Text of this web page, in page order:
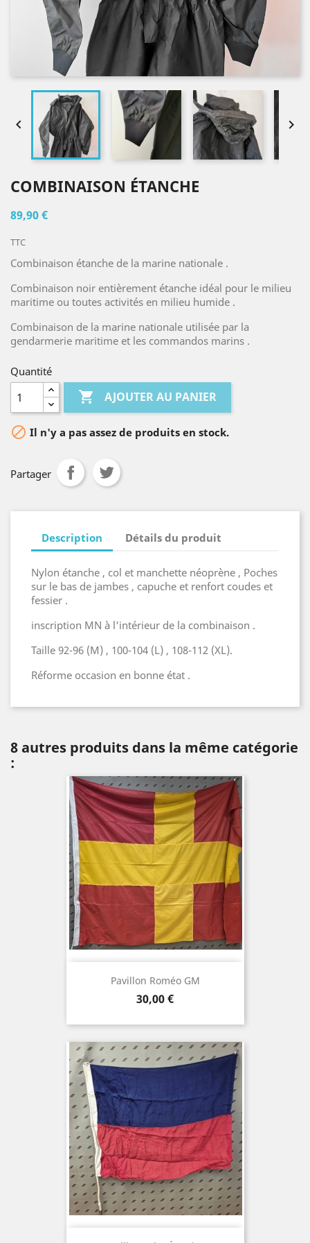
 
COMBINAISON ÉTANCHE
89,90 €
TTC
Combinaison étanche de la marine nationale .
Combinaison noir entièrement étanche idéal pour le milieu
maritime ou toutes activités en milieu humide .
Combinaison de la marine nationale utilisée par la
gendarmerie maritime et les commandos marins .
Quantité
 AJOUTER AU PANIER
 Il n'y a pas assez de produits en stock.
Partager
Description Détails du produit
Nylon étanche , col et manchette néoprène , Poches
sur le bas de jambes , capuche et renfort coudes et
fessier .
inscription MN à l'intérieur de la combinaison .
Taille 92-96 (M) , 100-104 (L) , 108-112 (XL).
Réforme occasion en bonne état .
8 autres produits dans la même catégorie
:
Pavillon Roméo GM
Prix
30,00 €